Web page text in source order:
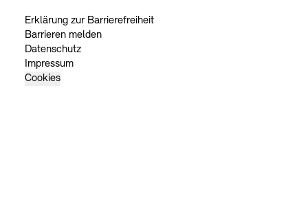
Erklärung zur Barrierefreiheit
Barrieren melden
Datenschutz
Impressum
Cookies